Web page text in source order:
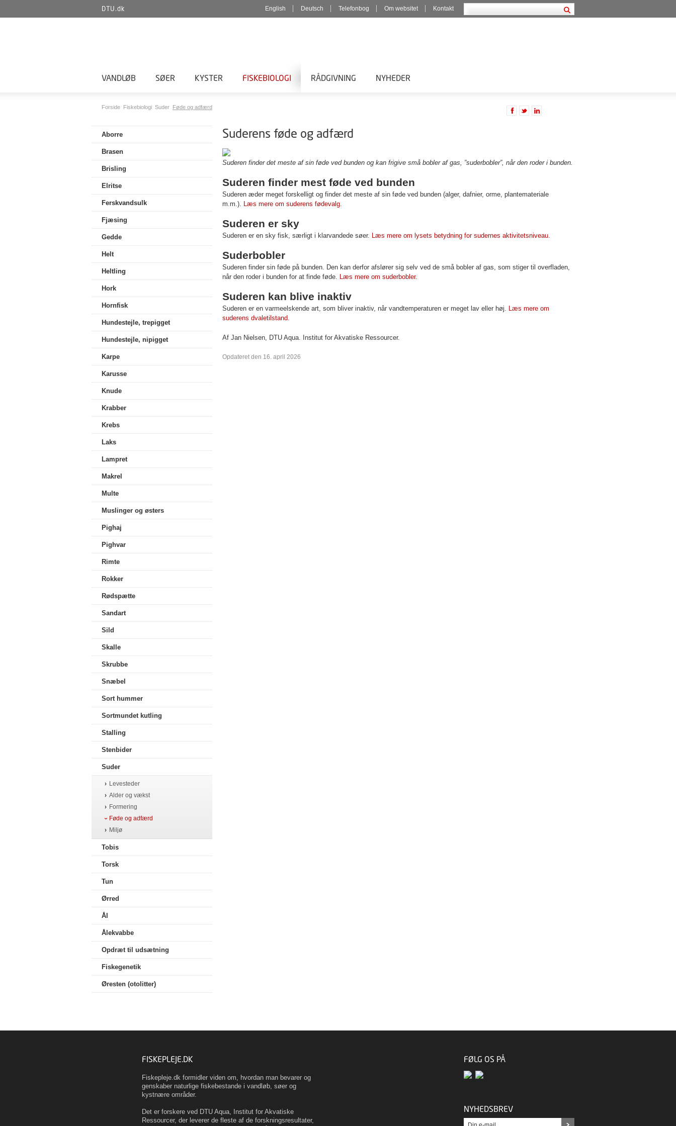
DTU.dk English Deutsch Telefonbog Om websitet Kontakt
VANDLØB SØER KYSTER FISKEBIOLOGI RÅDGIVNING NYHEDER
Forside Fiskebiologi Suder Føde og adfærd
Aborre
Brasen
Brisling
Elritse
Ferskvandsulk
Fjæsing
Gedde
Helt
Heltling
Hork
Hornfisk
Hundestejle, trepigget
Hundestejle, nipigget
Karpe
Karusse
Knude
Krabber
Krebs
Laks
Lampret
Makrel
Multe
Muslinger og østers
Pighaj
Pighvar
Rimte
Rokker
Rødspætte
Sandart
Sild
Skalle
Skrubbe
Snæbel
Sort hummer
Sortmundet kutling
Stalling
Stenbider
Suder
Levesteder
Alder og vækst
Formering
Føde og adfærd
Miljø
Tobis
Torsk
Tun
Ørred
Ål
Ålekvabbe
Opdræt til udsætning
Fiskegenetik
Øresten (otolitter)
Suderens føde og adfærd
Suderen finder det meste af sin føde ved bunden og kan frigive små bobler af gas, ”suderbobler”, når den roder i bunden.
Suderen finder mest føde ved bunden
Suderen æder meget forskelligt og finder det meste af sin føde ved bunden (alger, dafnier, orme, plantemateriale
m.m.). Læs mere om suderens fødevalg.
Suderen er sky
Suderen er en sky fisk, særligt i klarvandede søer. Læs mere om lysets betydning for sudernes aktivitetsniveau.
Suderbobler
Suderen finder sin føde på bunden. Den kan derfor afslører sig selv ved de små bobler af gas, som stiger til overfladen,
når den roder i bunden for at finde føde. Læs mere om suderbobler.
Suderen kan blive inaktiv
Suderen er en varmeelskende art, som bliver inaktiv, når vandtemperaturen er meget lav eller høj. Læs mere om
suderens dvaletilstand.
Af Jan Nielsen, DTU Aqua. Institut for Akvatiske Ressourcer.
Opdateret den 16. april 2026
FISKEPLEJE.DK
Fiskepleje.dk formidler viden om, hvordan man bevarer og
genskaber naturlige fiskebestande i vandløb, søer og
kystnære områder.
Det er forskere ved DTU Aqua, Institut for Akvatiske
Ressourcer, der leverer de fleste af de forskningsresultater,
FØLG OS PÅ
NYHEDSBREV